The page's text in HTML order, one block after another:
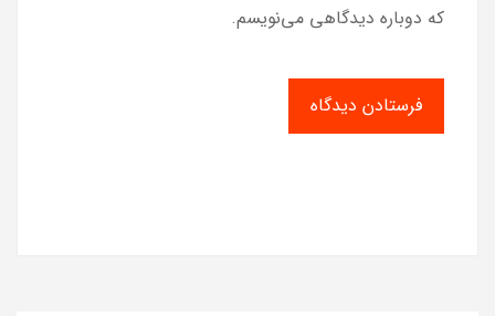
که دوباره دیدگاهی می‌نویسم.